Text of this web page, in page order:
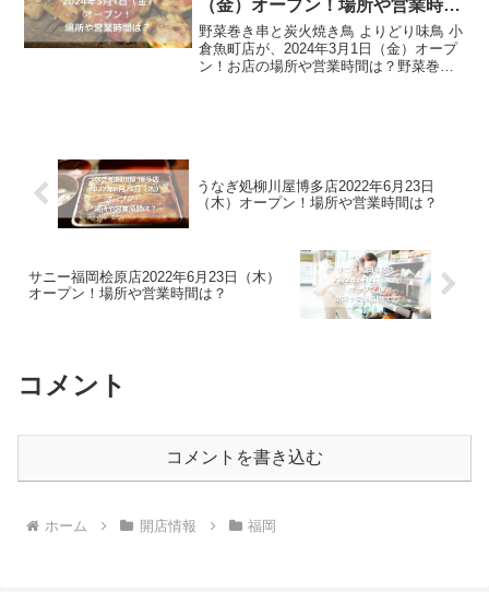
（金）オープン！場所や営業時間
は？
野菜巻き串と炭火焼き鳥 よりどり味鳥 小
倉魚町店が、2024年3月1日（金）オープ
ン！お店の場所や営業時間は？野菜巻き
うなぎ処柳川屋博多店2022年6月23日
（木）オープン！場所や営業時間は？
サニー福岡桧原店2022年6月23日（木）
オープン！場所や営業時間は？
コメント
コメントを書き込む
ホーム 開店情報 福岡